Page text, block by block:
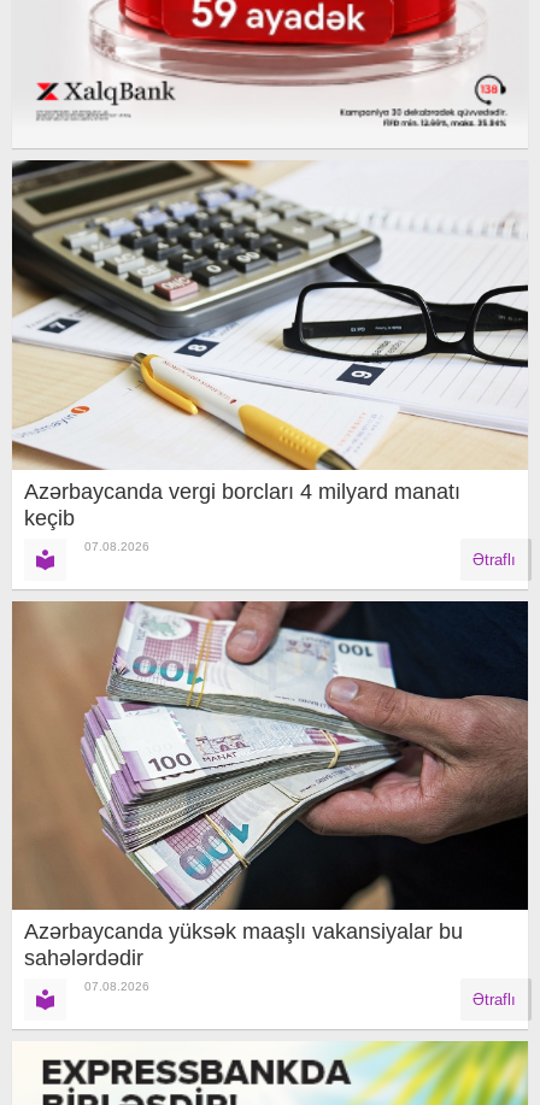
Azərbaycanda vergi borcları 4 milyard manatı
keçib
07.08.2026
Ətraflı
Azərbaycanda yüksək maaşlı vakansiyalar bu
sahələrdədir
07.08.2026
Ətraflı